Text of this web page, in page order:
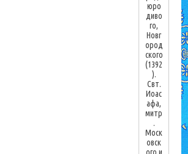
юро
диво
го,
Новг
ород
ского
(1392
).
Свт.
Иоас
афа,
митр
.
Моск
овск